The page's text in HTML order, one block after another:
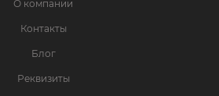
О компании
Контакты
Блог
Реквизиты